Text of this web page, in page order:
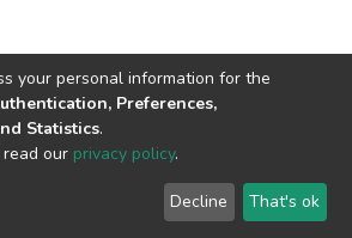
і засобів радіоелектронного
передбачає наявність
з їх зв'язками і взаємозв'язками,
метою ідеалізованого опису та
ситуації та порядок дій до
copyright © 2002-2026 LYRASIS
Send Feedback
your personal information for the
Preferences,
Statistics.
our privacy policy.
Decline That's ok